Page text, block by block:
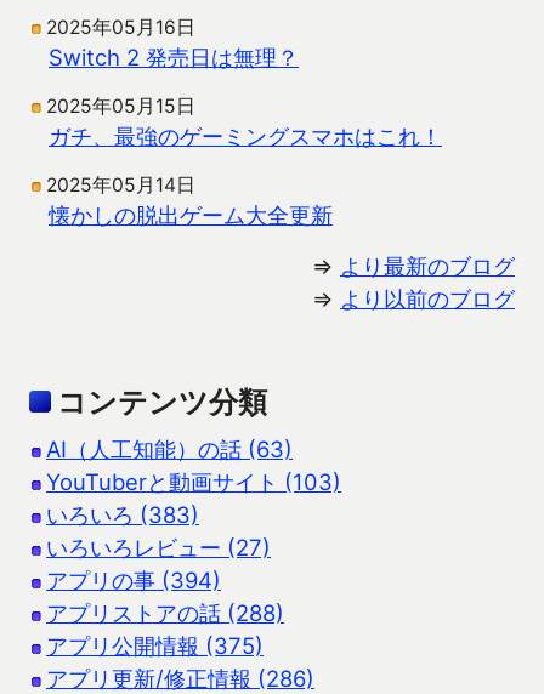
2025年05月16日
Switch 2 発売日は無理？
2025年05月15日
ガチ、最強のゲーミングスマホはこれ！
2025年05月14日
懐かしの脱出ゲーム大全更新
⇒ より最新のブログ
⇒ より以前のブログ
コンテンツ分類
AI（人工知能）の話 (63)
YouTuberと動画サイト (103)
いろいろ (383)
いろいろレビュー (27)
アプリの事 (394)
アプリストアの話 (288)
アプリ公開情報 (375)
アプリ更新/修正情報 (286)